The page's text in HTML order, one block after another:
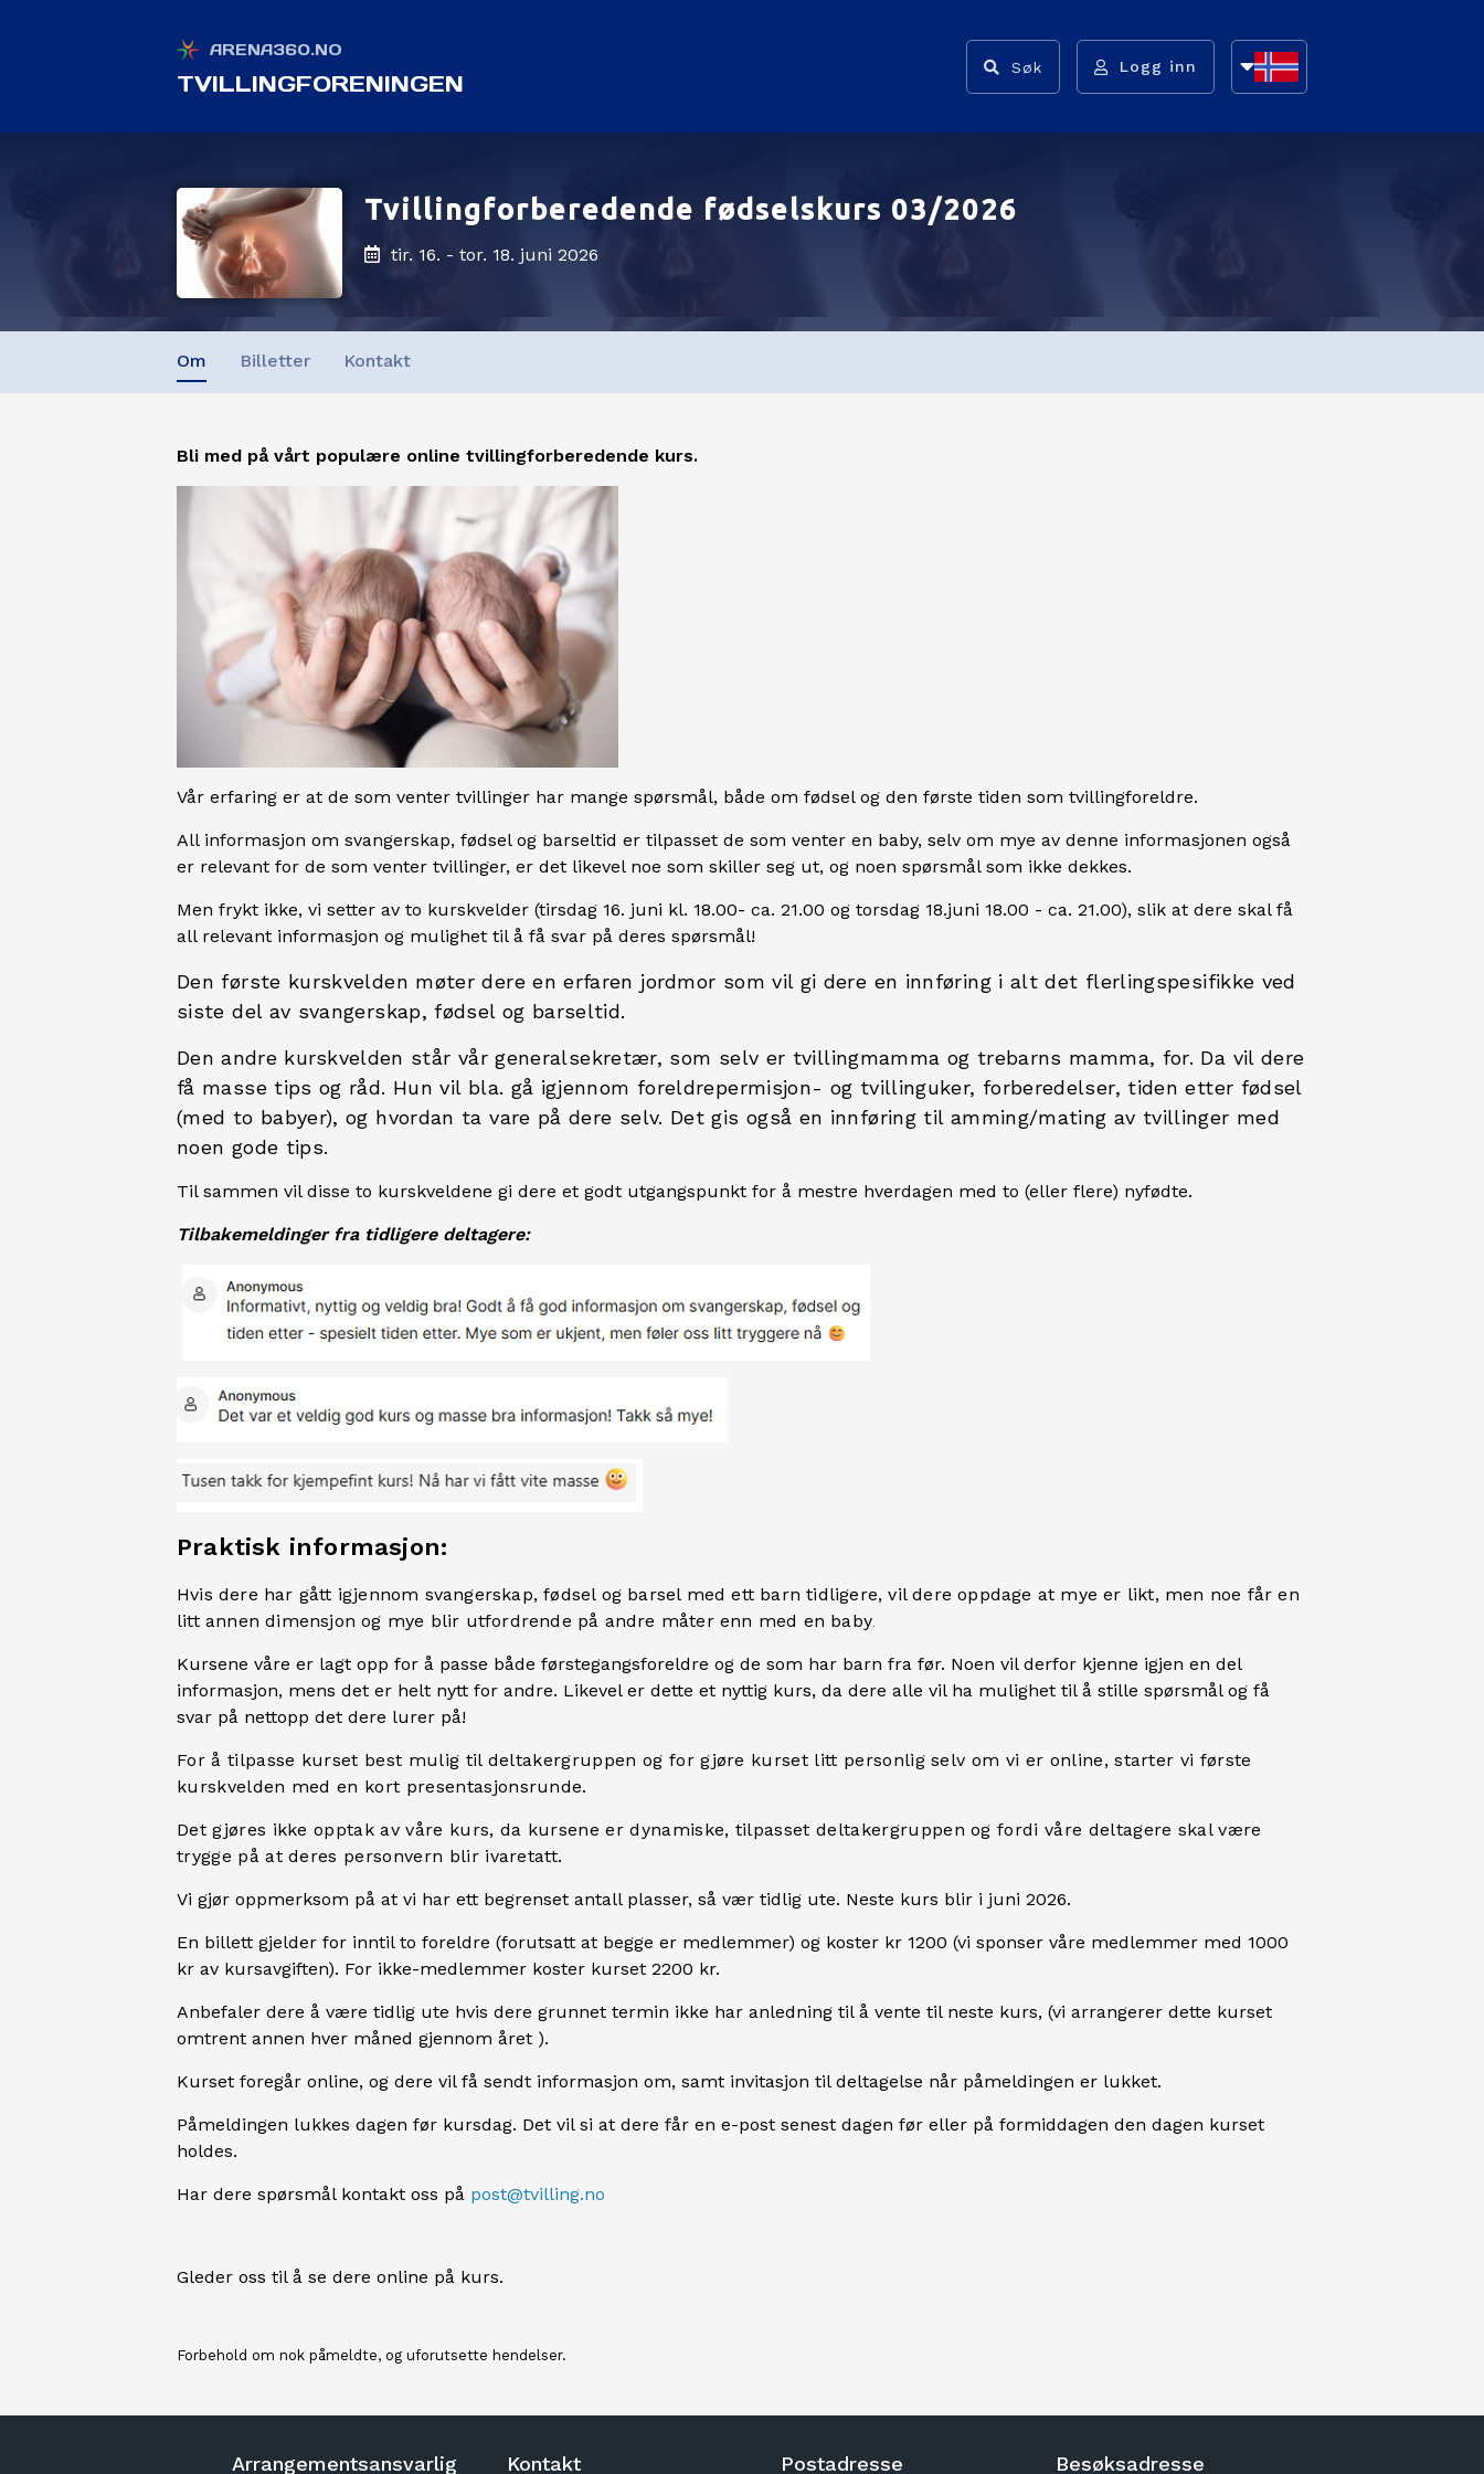
ARENA360.NO
TVILLINGFORENINGEN
Søk Logg inn
Tvillingforberedende fødselskurs 03/2026
tir. 16. - tor. 18. juni 2026
Om Billetter Kontakt
Bli med på vårt populære online tvillingforberedende kurs.
Vår erfaring er at de som venter tvillinger har mange spørsmål, både om fødsel og den første tiden som tvillingforeldre.
All informasjon om svangerskap, fødsel og barseltid er tilpasset de som venter en baby, selv om mye av denne informasjonen også
er relevant for de som venter tvillinger, er det likevel noe som skiller seg ut, og noen spørsmål som ikke dekkes.
Men frykt ikke, vi setter av to kurskvelder (tirsdag 16. juni kl. 18.00- ca. 21.00 og torsdag 18.juni 18.00 - ca. 21.00), slik at dere skal få
all relevant informasjon og mulighet til å få svar på deres spørsmål!
Den første kurskvelden møterdere en erfaren jordmor som vil gi dere en innføring i alt det flerlingspesifikke ved
siste del av svangerskap, fødsel og barseltid.
Den andre kurskvelden står vår generalsekretær, som selv er tvillingmamma og trebarns mamma, for. Da vil dere
få masse tips og råd. Hun vil bla. gå igjennom foreldrepermisjon- og tvillinguker, forberedelser, tiden etter fødsel
(med to babyer), og hvordan ta vare på dere selv. Det gis også en innføring til amming/mating av tvillinger med
noen gode tips.
Til sammen vil disse to kurskveldene gi dere et godt utgangspunkt for å mestre hverdagen med to (eller flere) nyfødte.
Tilbakemeldinger fra tidligere deltagere:
Praktisk informasjon:
Hvis dere har gått igjennom svangerskap, fødsel og barsel med ett barn tidligere, vil dere oppdage at mye er likt, men noe får en
litt annen dimensjon og mye blir utfordrende på andre måter enn med en baby
Kursene våre er lagt opp for å passe både førstegangsforeldre og de som har barn fra før. Noen vil derfor kjenne igjen en del
informasjon, mens det er helt nytt for andre. Likevel er dette et nyttig kurs, da dere alle vil ha mulighet til å stille spørsmål og få
svar på nettopp det dere lurer på!
For å tilpasse kurset best mulig til deltakergruppen og for gjøre kurset litt personlig selv om vi er online, starter vi første
kurskvelden med en kort presentasjonsrunde.
Det gjøres ikke opptak av våre kurs, da kursene er dynamiske, tilpasset deltakergruppen og fordi våre deltagere skal være
trygge på at deres personvern blir ivaretatt.
Vi gjør oppmerksom på at vi har ett begrenset antall plasser, så vær tidlig ute. Neste kurs blir i juni 2026.
En billett gjelder for inntil to foreldre (forutsatt at begge er medlemmer) og koster kr 1200 (vi sponser våre medlemmer med 1000
kr av kursavgiften). For ikke-medlemmer koster kurset 2200 kr.
Anbefaler dere å være tidlig ute hvis dere grunnet termin ikke har anledning til å vente til neste kurs, (vi arrangerer dette kurset
omtrent annen hver måned gjennom året ).
Kurset foregår online, og dere vil få sendt informasjon om, samt invitasjon til deltagelse når påmeldingen er lukket.
Påmeldingen lukkes dagen før kursdag. Det vil si at dere får en e-post senest dagen før eller på formiddagen den dagen kurset
holdes.
Har dere spørsmål kontakt oss på post@tvilling.no
Gleder oss til å se dere online på kurs.
Forbehold om nok påmeldte, og uforutsette hendelser.
Arrangementsansvarlig Kontakt Postadresse Besøksadresse